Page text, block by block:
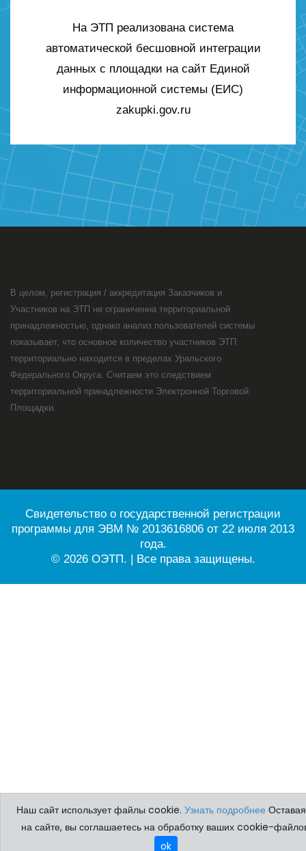
На ЭТП реализована система
автоматической бесшовной интеграции
данных с площадки на сайт Единой
информационной системы (ЕИС)
zakupki.gov.ru
В целом, регистрация / аккредитация Заказчиков и
Участников на ЭТП не ограниченна территориальной
принадлежностью, однако анализ пользователей системы
показывает, что основное количество участников ЭТП
территориально находится в пределах Уральского
Федерального Округа. Считаем это следствием
территориальной принадлежности Электронной Торговой
Площадки.
Свидетельство о государственной регистрации
программы для ЭВМ № 2013616806 от 22 июля 2013
года.
© 2026 ОЭТП. | Все права защищены.
Наш сайт использует файлы cookie. Узнать подробнее
на сайте, вы соглашаетесь на обработку ваших cookie-
ok